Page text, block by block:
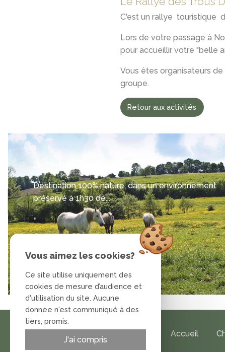
C'est un rallye touristique
Lors de votre passage à
pour accueillir votre "belle
Vous êtes organisateurs
groupe.
Retour aux activités
Destination 100% nature, dans un environnement
préservé à 1h30 de...
+
4 / 6
Accueil
Vous aimez les cookies?
Ce site utilise uniquement des
cookies de mesure d’audience et
d'utilisation du site. Aucune
donnée n'est communiqué à des
tiers, promis.
J'ai compris